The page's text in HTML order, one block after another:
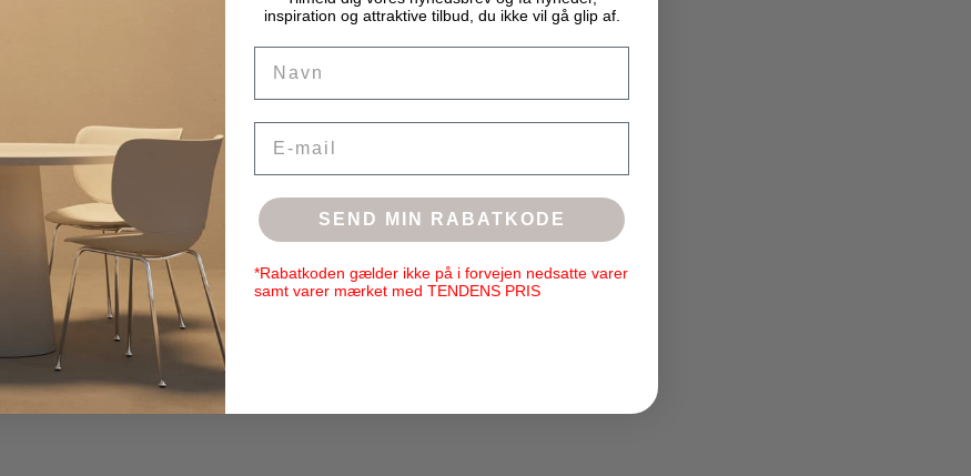
inspiration og attraktive tilbud, du ikke vil gå glip af.
SEND MIN RABATKODE
*Rabatkoden gælder ikke på i forvejen nedsatte varer
samt varer mærket med TENDENS PRIS